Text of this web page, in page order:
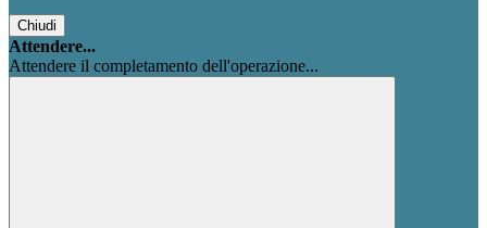
Chiudi
Attendere...
Attendere il completamento dell'operazione...